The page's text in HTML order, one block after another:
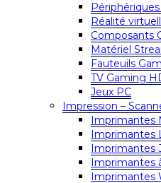
Réalité
Composants
Matériel
Fauteuils
TV Gaming
Jeux PC
Impression –
Imprimantes
Imprimantes
Imprimantes
Imprimantes
Imprimantes